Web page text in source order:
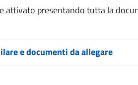
attivato presentando tutta la
e documenti da allegare